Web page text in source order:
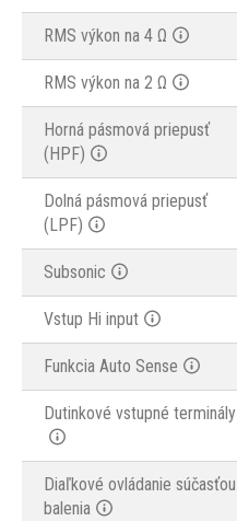
RMS výkon na 4 Ω
RMS výkon na 2 Ω
Horná pásmová priepusť
(HPF)
Dolná pásmová priepusť
(LPF)
Subsonic
Vstup Hi input
Funkcia Auto Sense
Dutinkové vstupné terminály
Diaľkové ovládanie súčasťou
balenia